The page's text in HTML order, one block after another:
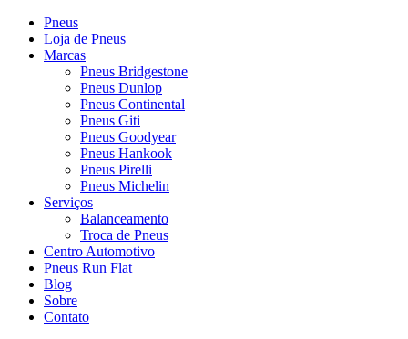
Pneus
Loja de Pneus
Marcas
Pneus Bridgestone
Pneus Dunlop
Pneus Continental
Pneus Giti
Pneus Goodyear
Pneus Hankook
Pneus Pirelli
Pneus Michelin
Serviços
Balanceamento
Troca de Pneus
Centro Automotivo
Pneus Run Flat
Blog
Sobre
Contato